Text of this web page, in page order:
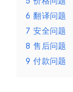
6 翻译问题
7 安全问题
8 售后问题
9 付款问题